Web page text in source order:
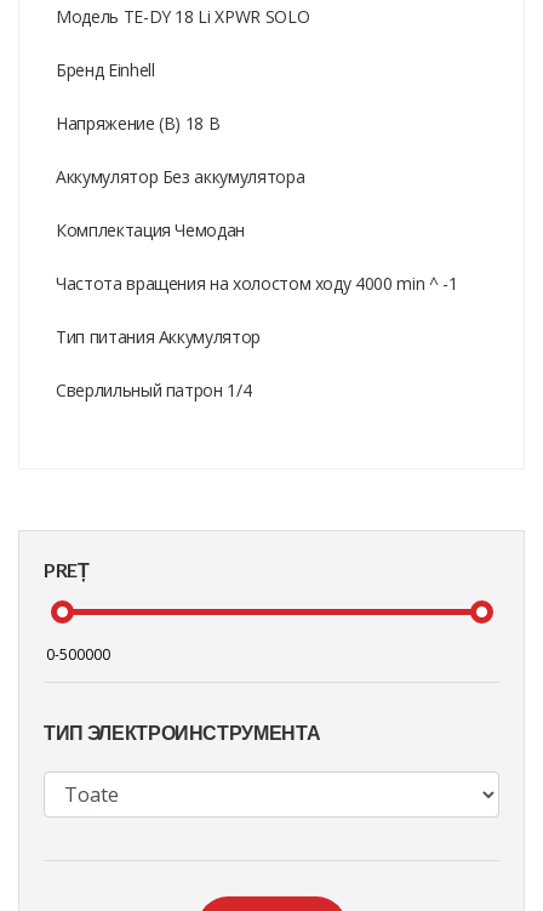
PREȚ
ТИП ЭЛЕКТРОИНСТРУМЕНТА
Модель TE-DY 18 Li XPWR SOLO
Бренд Einhell
Напряжение (В) 18 В
Аккумулятор Без аккумулятора
Комплектация Чемодан
Частота вращения на холостом ходу 4000 min ^ -1
Тип питания Аккумулятор
Сверлильный патрон 1/4